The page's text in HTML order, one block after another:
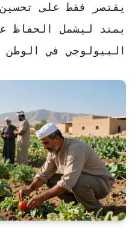
يقتصر فقط على
يمتد ليشمل الحفاظ
البيولوجي في
الوطن